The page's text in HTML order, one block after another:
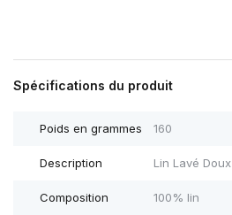
Spécifications du produit
Poids en grammes 160
Description Lin Lavé Doux
Composition 100% lin